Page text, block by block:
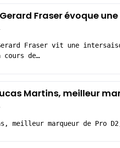
Fraser évoque
Fraser vit une
de…
Martins, meilleur
meilleur marqueur de Pro